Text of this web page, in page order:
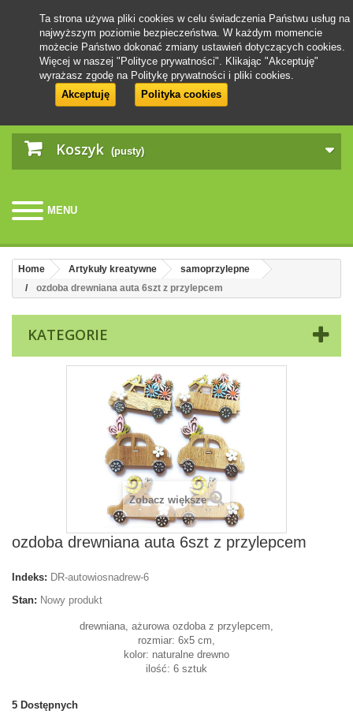
Koszyk (pusty)
MENU
Ta strona używa pliki cookies w celu świadczenia Państwu usług na
najwyższym poziomie bezpieczeństwa. W każdym momencie
możecie Państwo dokonać zmiany ustawień dotyczących cookies.
Więcej w naszej "Polityce prywatności". Klikając "Akceptuję"
wyrażasz zgodę na Politykę prywatności i pliki cookies.
Akceptuję
Polityka cookies
Home Artykuły kreatywne
samoprzylepne
ozdoba drewniana auta 6szt z przylepcem
KATEGORIE
Zobacz większe
ozdoba drewniana auta 6szt z przylepcem
Indeks: DR-autowiosnadrew-6
Stan: Nowy produkt
drewniana, ażurowa ozdoba z przylepcem,
rozmiar: 6x5 cm,
kolor: naturalne drewno
ilość: 6 sztuk
5 Dostępnych